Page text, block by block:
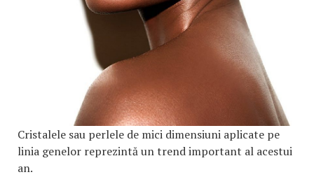
Cristalele sau perlele de mici dimensiuni aplicate pe
linia genelor reprezintă un trend important al acestui
an.